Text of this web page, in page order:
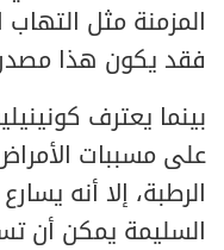
المزمنة مثل التهاب
فقد يكون هذا
بينما يعترف
على مسببات
الرطبة، إلا أنه
السليمة يمكن أن